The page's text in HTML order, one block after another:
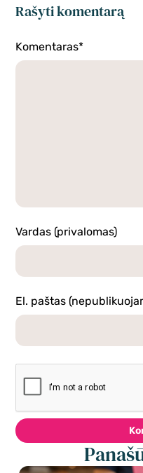
Rašyti komentarą
Komentaras*
Vardas (privalomas)
El. paštas